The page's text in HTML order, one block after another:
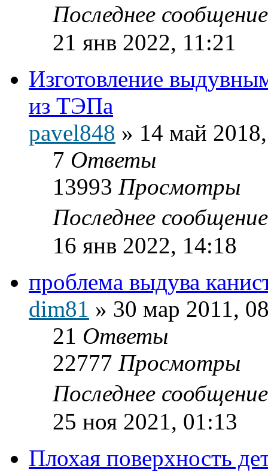
Последнее
21 янв 2022, 11:21
Изготовление
из ТЭПа
pavel848 » 14 май
7 Ответы
13993 Просмотры
Последнее
16 янв 2022, 14:18
проблема выдува
dim81 » 30 мар 2011,
21 Ответы
22777 Просмотры
Последнее
25 ноя 2021, 01:13
Плохая поверхность